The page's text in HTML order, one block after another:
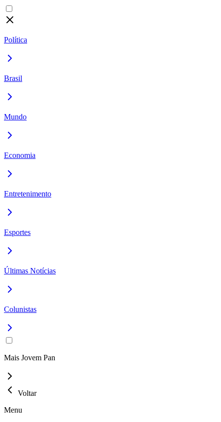
Política
Brasil
Mundo
Economia
Entretenimento
Esportes
Últimas Notícias
Colunistas
Mais Jovem Pan
Voltar
Menu